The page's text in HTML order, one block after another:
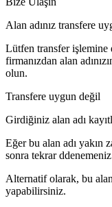
Alan adınız transfere
Lütfen transfer işlemine
firmanızdan alan
olun.
Transfere uygun değil
Girdiğiniz alan adı
Eğer bu alan adı yakın
sonra tekrar
Alternatif olarak, bu
yapabilirsiniz.